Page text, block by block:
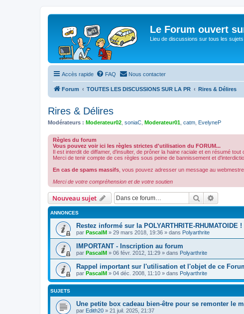
Le Forum ouvert
Lieu de discussions sur tous les sujets
Accès rapide FAQ Nous contacter
Forum TOUTES LES DISCUSSIONS SUR LA PR Rires & Délires
Rires & Délires
Modérateurs : Moderateur02 soniaC Moderateur01 catm EvelyneP
Règles du forum
Vous pouvez voir ici les règles strictes d'utilisation du FORUM...
Il est interdit de diffamer, d'insulter, de prôner la haine raciale et en résumé
Merci de tenir compte de ces règles sous peine de bannissement et
En cas de spams massifs , vous pouvez adresser un message au
Merci de votre compréhension et de votre soutien
Nouveau sujet Rechercher
ANNONCES
Restez informé sur la POLYARTHRITE-RHUMATOIDE !
par PascalM » 29 mars 2018, 19:36 » dans Polyarthrite
IMPORTANT - Inscription au forum
par PascalM » 06 févr. 2012, 11:29 » dans Polyarthrite
Rappel important sur l'utilisation et l'objet de ce
par PascalM » 04 déc. 2008, 11:10 » dans Polyarthrite
SUJETS
Une petite box cadeau bien-être pour se remonter le
par Edith20 » 21 juil. 2025, 21:37